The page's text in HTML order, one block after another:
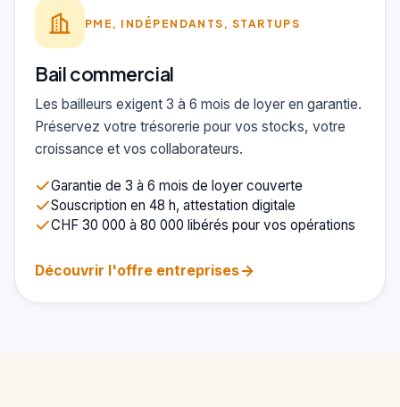
PME, INDÉPENDANTS, STARTUPS
Bail commercial
Les bailleurs exigent 3 à 6 mois de loyer en garantie.
Préservez votre trésorerie pour vos stocks, votre
croissance et vos collaborateurs.
Garantie de 3 à 6 mois de loyer couverte
Souscription en 48 h, attestation digitale
CHF 30 000 à 80 000 libérés pour vos opérations
Découvrir l'offre entreprises